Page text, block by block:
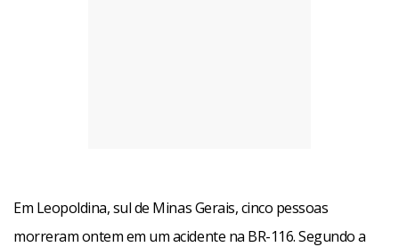
Em Leopoldina, sul de Minas Gerais, cinco pessoas
morreram ontem em um acidente na BR-116. Segundo a